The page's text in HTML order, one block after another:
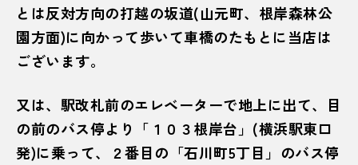
とは反対方向の打越の坂道(山元町、根岸森林公
園方面)に向かって歩いて車橋のたもとに当店は
ございます。
又は、駅改札前のエレベーターで地上に出て、目
の前のバス停より「１０３根岸台」(横浜駅東口
発)に乗って、２番目の「石川町5丁目」のバス停